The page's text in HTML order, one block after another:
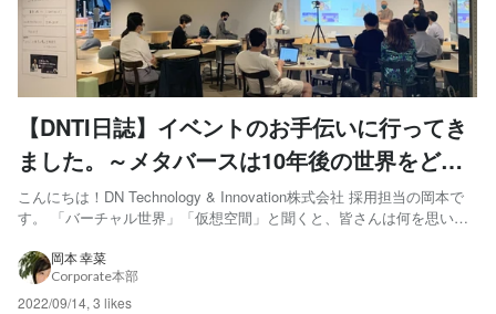
【DNTI日誌】イベントのお手伝いに行ってき
ました。～メタバースは10年後の世界をどう
変える？～
こんにちは！DN Technology & Innovation株式会社 採用担当の岡本で
す。 「バーチャル世界」「仮想空間」と聞くと、皆さんは何を思い浮
こか遠い未来や別の世界軸のお話のように感じられてしまうのです
が、近年は技術革新により身近なところ...
岡本 幸菜
Corporate本部
2022/09/14, 3 likes